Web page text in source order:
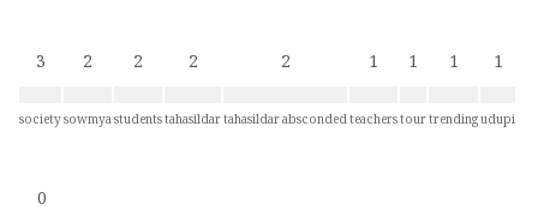
3
society
2
sowmya
2
students
2
tahasildar
2
tahasildar absconded
1
teachers
1
tour
1
trending
1
udupi
0